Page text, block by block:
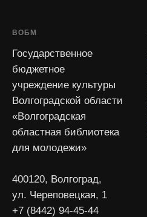
ВОБМ
Государственное
бюджетное
учреждение культуры
Волгоградской области
«Волгоградская
областная библиотека
для молодежи»
400120, Волгоград,
ул. Череповецкая, 1
+7 (8442) 94-45-44